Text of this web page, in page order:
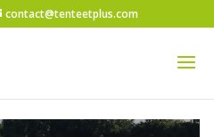
contact@tenteetplus.com